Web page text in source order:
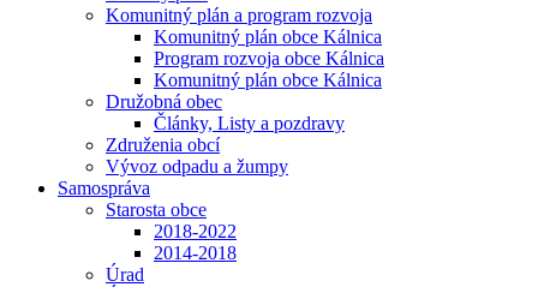
Komunitný plán a program rozvoja
Komunitný plán obce Kálnica
Program rozvoja obce Kálnica
Komunitný plán obce Kálnica
Družobná obec
Články, Listy a pozdravy
Združenia obcí
Vývoz odpadu a žumpy
Samospráva
Starosta obce
2018-2022
2014-2018
Úrad